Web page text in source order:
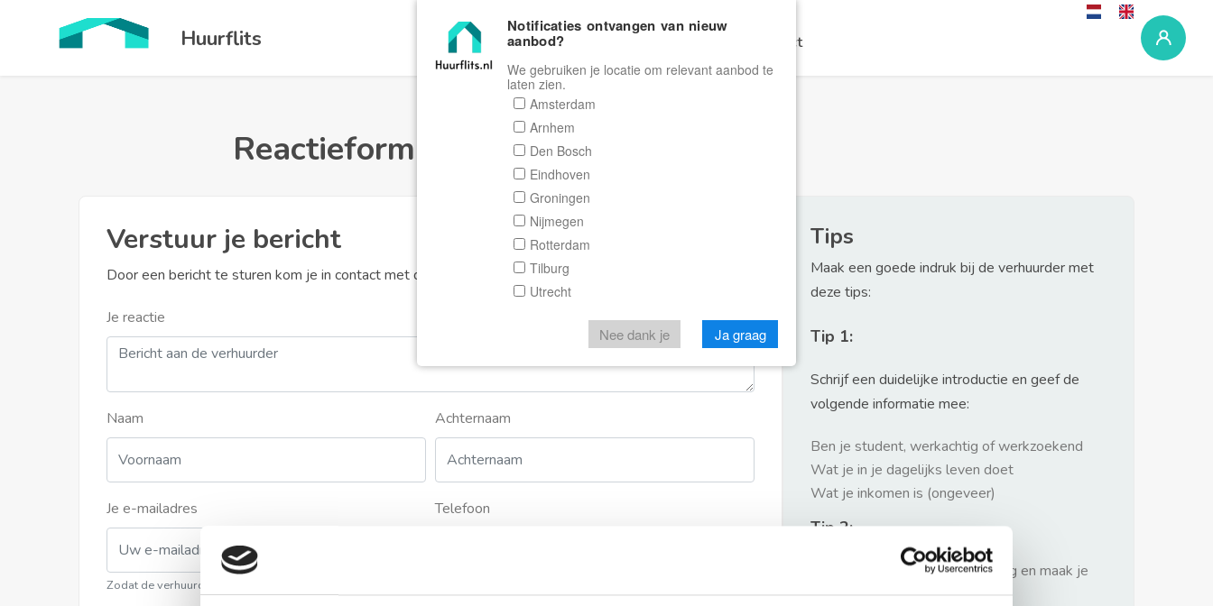
Huurflits Home Zoeken Contact
Reactieformulier Huurflits
Verstuur je bericht
Door een bericht te sturen kom je in contact met de aanbieder of makelaar van de woning.
Je reactie
Naam Achternaam
Je e-mailadres
Zodat de verhuurder contact met u kan opnemen
Telefoon
Tips
Maak een goede indruk bij de verhuurder met
deze tips:
Tip 1:
Schrijf een duidelijke introductie en geef de
volgende informatie mee:
Ben je student, werkachtig of werkzoekend
Wat je in je dagelijks leven doet
Wat je inkomen is (ongeveer)
Tip 2:
Wees beleefd, niet te langdradig en maak je
verhaal kort
Notificaties ontvangen van nieuw
aanbod?
We gebruiken je locatie om relevant aanbod te
laten zien.
Amsterdam
Arnhem
Den Bosch
Eindhoven
Groningen
Nijmegen
Rotterdam
Tilburg
Utrecht
Nee dank je Ja graag